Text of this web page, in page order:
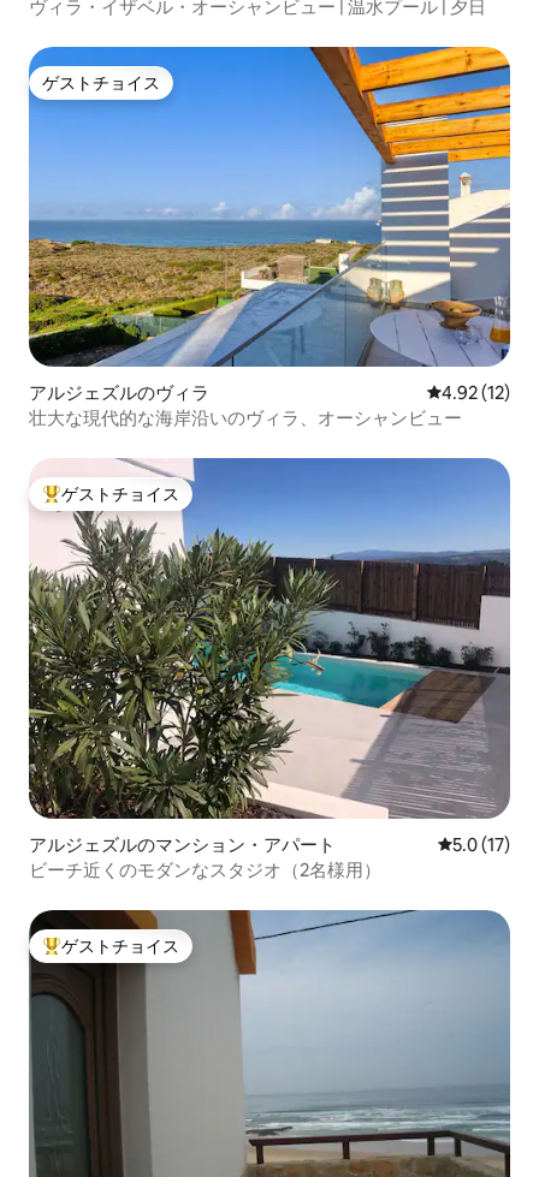
ヴィラ・イザベル・オーシャンビュー | 温水プール | 夕日
ゲストチョイス
ゲストチョイス
アルジェズルのヴィラ レビュー12
4.92 (12)
壮大な現代的な海岸沿いのヴィラ、オーシャンビュー
大好評のゲストチョイスです。
ゲストチョイス
アルジェズルのマンション・アパート レビュー17
5.0 (17)
ビーチ近くのモダンなスタジオ（2名様用）
大好評のゲストチョイスです。
ゲストチョイス